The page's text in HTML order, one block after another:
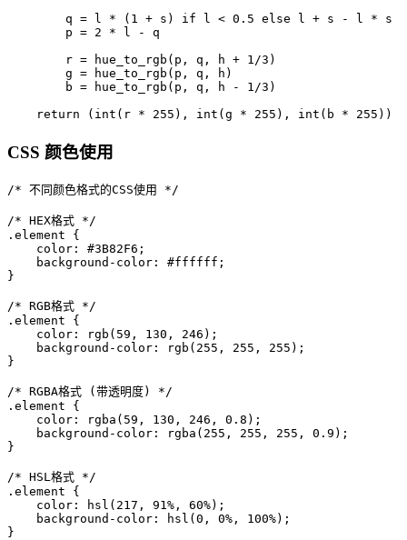
        q = l * (1 + s) if l < 0.5 else l + s - l * s
        p = 2 * l - q
        r = hue_to_rgb(p, q, h + 1/3)
        g = hue_to_rgb(p, q, h)
        b = hue_to_rgb(p, q, h - 1/3)
    return (int(r * 255), int(g * 255), int(b * 255))
CSS 颜色使用
/* 不同颜色格式的CSS使用 */
/* HEX格式 */
.element {
    color: #3B82F6;
    background-color: #ffffff;
}
/* RGB格式 */
.element {
    color: rgb(59, 130, 246);
    background-color: rgb(255, 255, 255);
}
/* RGBA格式 (带透明度) */
.element {
    color: rgba(59, 130, 246, 0.8);
    background-color: rgba(255, 255, 255, 0.9);
}
/* HSL格式 */
.element {
    color: hsl(217, 91%, 60%);
    background-color: hsl(0, 0%, 100%);
}